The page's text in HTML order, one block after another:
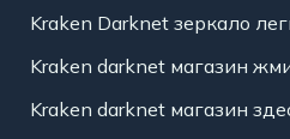
Kraken Darknet зеркало
Kraken darknet магазин
Kraken darknet магазин